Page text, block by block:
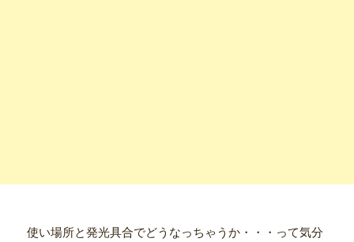
使い場所と発光具合でどうなっちゃうか・・・って気分